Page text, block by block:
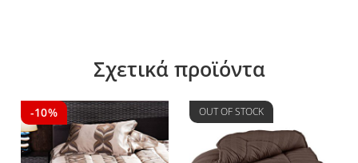
Σχετικά προϊόντα
-10% OUT OF STOCK